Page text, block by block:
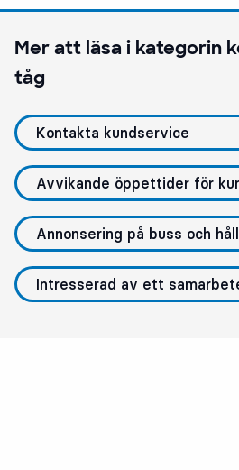
Mer att läsa i kategorin
tåg
Kontakta kundservice
Avvikande öppettider för
Annonsering på buss och
Intresserad av ett